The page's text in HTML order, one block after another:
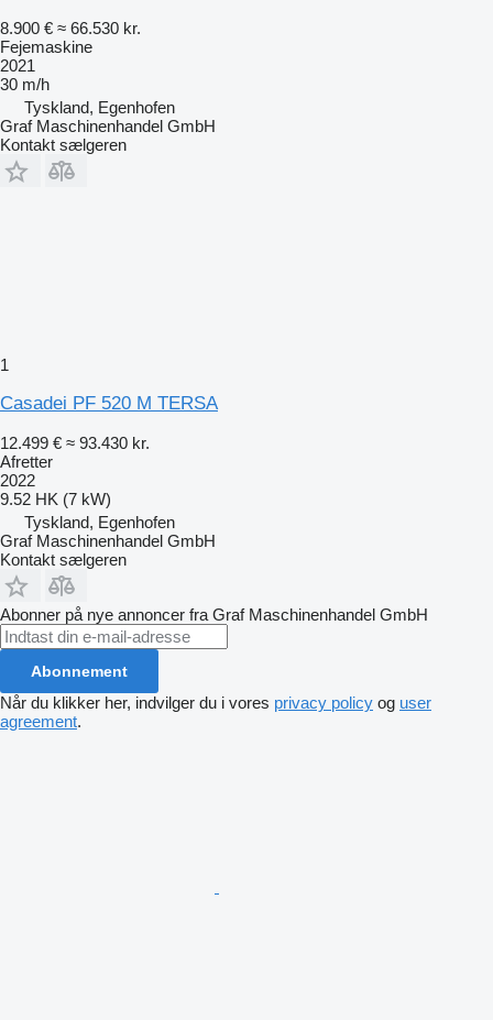
8.900 € ≈ 66.530 kr.
Fejemaskine
2021
30 m/h
Tyskland, Egenhofen
Graf Maschinenhandel GmbH
Kontakt sælgeren
1
Casadei PF 520 M TERSA
12.499 € ≈ 93.430 kr.
Afretter
2022
9.52 HK (7 kW)
Tyskland, Egenhofen
Graf Maschinenhandel GmbH
Kontakt sælgeren
Abonner på nye annoncer fra Graf Maschinenhandel GmbH
Abonnement
Når du klikker her, indvilger du i vores privacy policy og user
agreement.